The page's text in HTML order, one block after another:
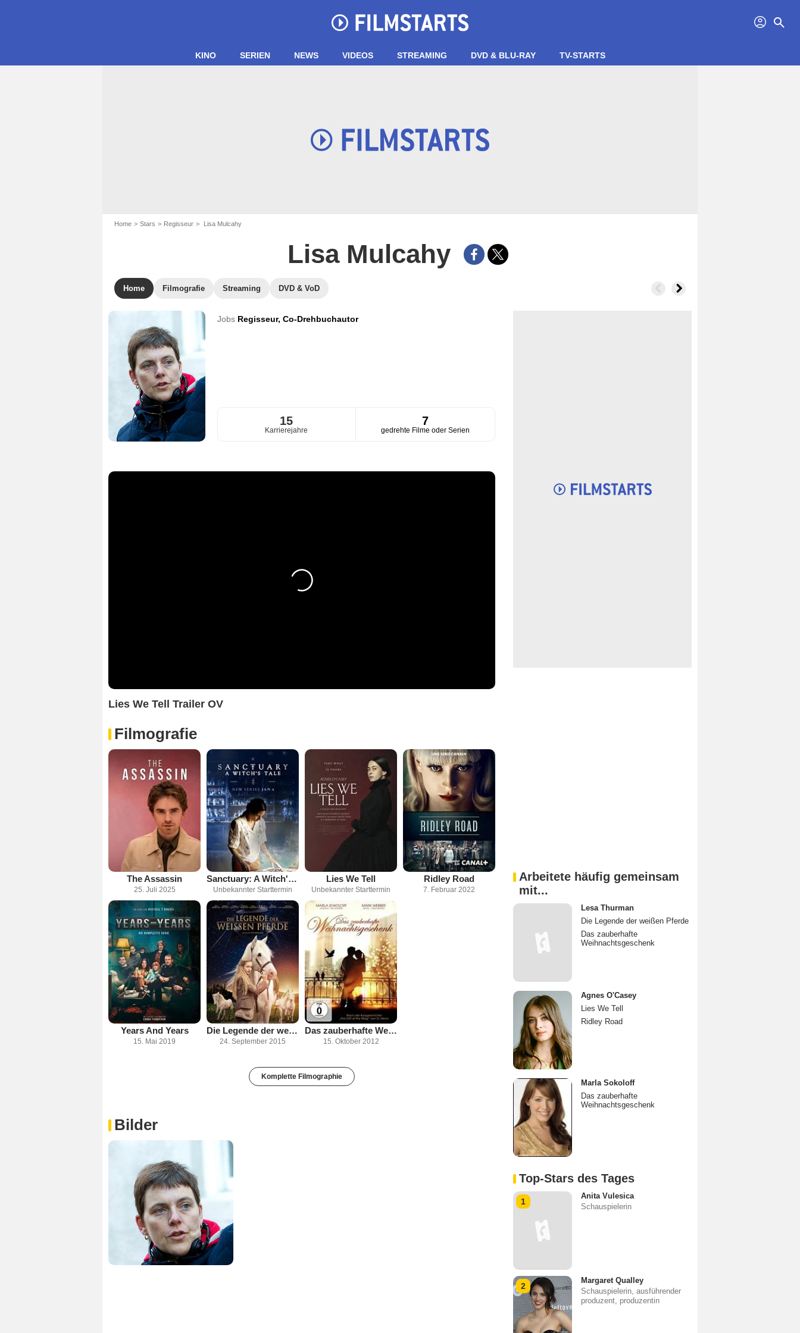
profil search
KINO SERIEN NEWS VIDEOS STREAMING DVD & BLU-RAY TV-STARTS
Home Stars Regisseur Lisa Mulcahy
Lisa Mulcahy
Home Filmografie Streaming DVD & VoD
Jobs Regisseur, Co-Drehbuchautor
15
Karrierejahre
7
gedrehte Filme oder Serien
Lies We Tell Trailer OV
Filmografie
The Assassin
25. Juli 2025
Sanctuary: A Witch's Tale
Unbekannter Starttermin
Lies We Tell
Unbekannter Starttermin
Ridley Road
7. Februar 2022
Years And Years
15. Mai 2019
Die Legende der weißen Pferde
24. September 2015
Das zauberhafte Weihnachtsgeschenk
15. Oktober 2012
Komplette Filmographie
Bilder
Arbeitete häufig gemeinsam
mit...
Lesa Thurman
Die Legende der weißen Pferde
Das zauberhafte
Weihnachtsgeschenk
Agnes O'Casey
Lies We Tell
Ridley Road
Marla Sokoloff
Das zauberhafte
Weihnachtsgeschenk
Top-Stars des Tages
1
Anita Vulesica
Schauspielerin
2
Margaret Qualley
Schauspielerin, ausführender
produzent, produzentin